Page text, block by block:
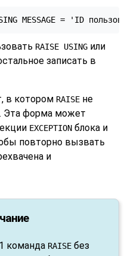
MESSAGE = 'ID
RAISE USING или
записать в
в котором RAISE не
Эта форма может
EXCEPTION блока и
повторно вызвать
и
команда RAISE без